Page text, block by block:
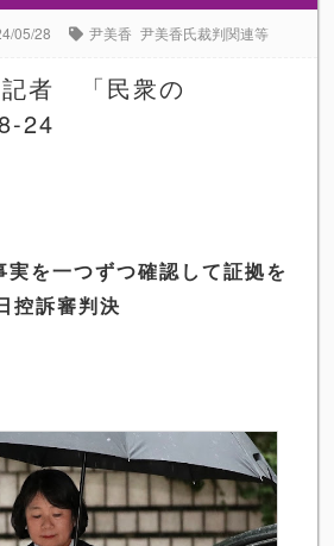
05/28 尹美香 尹美香氏裁判関連等
者
「民衆の
24
を一つずつ確認して証拠を
控訴審判決